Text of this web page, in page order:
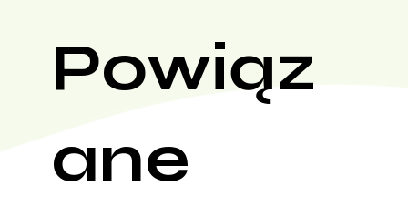
Powiąz
ane